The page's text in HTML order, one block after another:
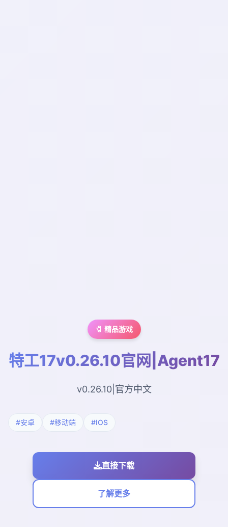
🧷 精品游戏
特工17v0.26.10官网|Agent17
v0.26.10|官方中文
#安卓 #移动端 #IOS
直接下载
了解更多